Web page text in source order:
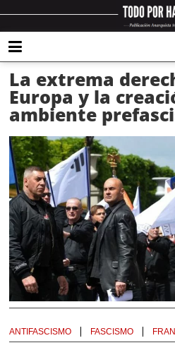
La extrema
Europa y la
ambiente
ANTIFASCISMO
FASCISMO